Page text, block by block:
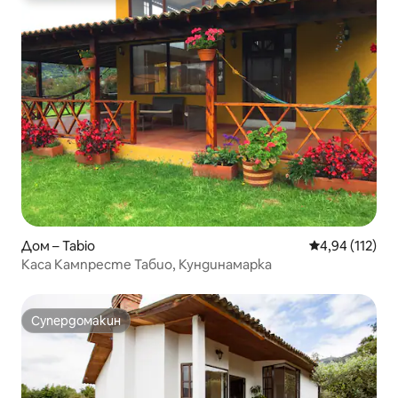
Дом – Tabio Средна
4,94 (112)
Каса Кампресте Табио, Кундинамарка
Супердомакин
Супердомакин